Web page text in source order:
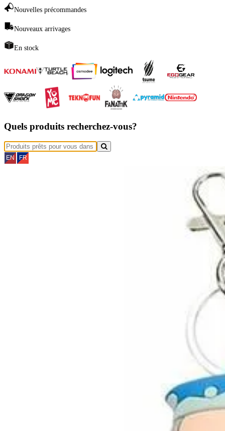
Nouvelles précommandes
Nouveaux arrivages
En stock
Quels produits recherchez-vous?